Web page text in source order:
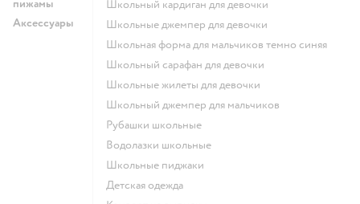
пижамы
Аксессуары
Школьный кардиган для девочки
Школьные джемпер для девочки
Школьная форма для мальчиков темно синяя
Школьный сарафан для девочки
Школьные жилеты для девочки
Школьный джемпер для мальчиков
Рубашки школьные
Водолазки школьные
Школьные пиджаки
Детская одежда